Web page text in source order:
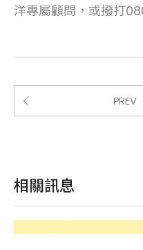
洋專屬顧問，或撥打
PREV
相關訊息